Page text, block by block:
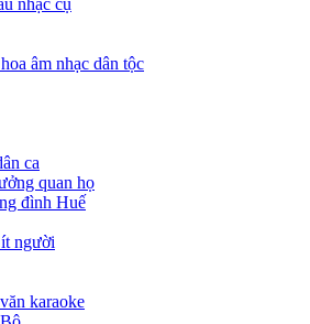
nhạc cụ
âm nhạc dân tộc
ca
quan họ
đình Huế
người
karaoke